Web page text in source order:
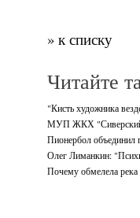
» к списку
Читайте
"Кисть художника
МУП ЖКХ "Сиверский"
Пионербол объединил
Олег Лиманкин:
Почему обмелела